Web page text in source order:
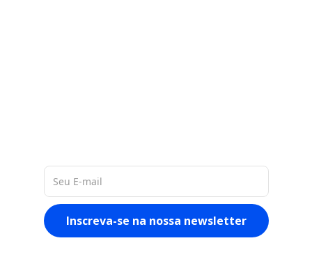
sobre o mercado